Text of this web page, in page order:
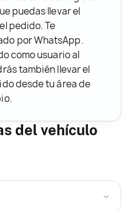
puedas llevar el
pedido. Te
por WhatsApp.
como usuario al
también llevar el
desde tu área de
del vehículo
›